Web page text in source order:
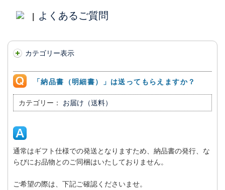
よくあるご質問
カテゴリー表示
「納品書（明細書）」は送ってもらえますか？
カテゴリー： お届け（送料）
通常はギフト仕様での発送となりますため、納品書の発行、な
らびにお品物とのご同梱はいたしておりません。
ご希望の際は、下記ご確認くださいませ。